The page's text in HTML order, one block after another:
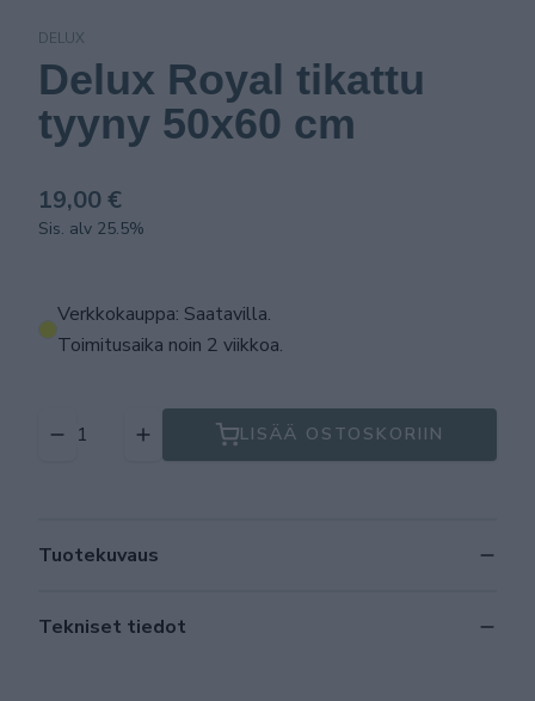
DELUX
Delux Royal tikattu
tyyny 50x60 cm
19,00 €
Sis. alv 25.5%
Verkkokauppa: Saatavilla.
Toimitusaika noin 2 viikkoa.
LISÄÄ OSTOSKORIIN
Tuotekuvaus
Tekniset tiedot